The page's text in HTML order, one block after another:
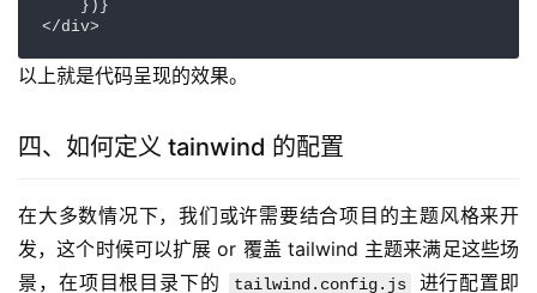
</div>
以上就是代码呈现的效果。
四、如何定义 tainwind 的配置
在大多数情况下，我们或许需要结合项目的主题风格来开
发，这个时候可以扩展 or 覆盖 tailwind 主题来满足这些场
景，在项目根目录下的
tailwind.config.js 进行配置即